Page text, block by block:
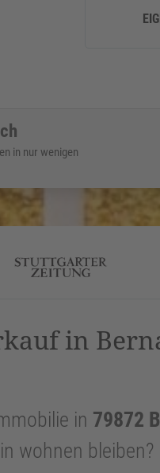
in nur wenigen
in
in 79872
wohnen bleiben?